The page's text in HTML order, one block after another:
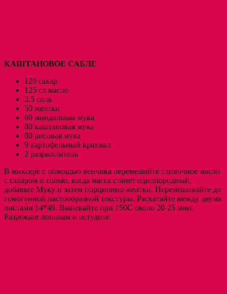
КАШТАНОВОЕ САБЛЕ
120 сахар
125 сл масло
3.5 соль
50 желтки
60 миндальная мука
80 каштановая мука
80 рисовая мука
9 картофельный крахмал
2 разрыхлитель
В миксере с помощью венчика перемешайте сливочное масло
с сахаром и солью, когда масса станет однопородный,
добавьте Муку и затем порционно желтки. Перемешивайте до
гомогенной пастообразной текстуры. Раскатайте между двумя
листами 14*49. Выпекайте при 150С около 20-25 мин.
Разрежьте пополам и остудите.